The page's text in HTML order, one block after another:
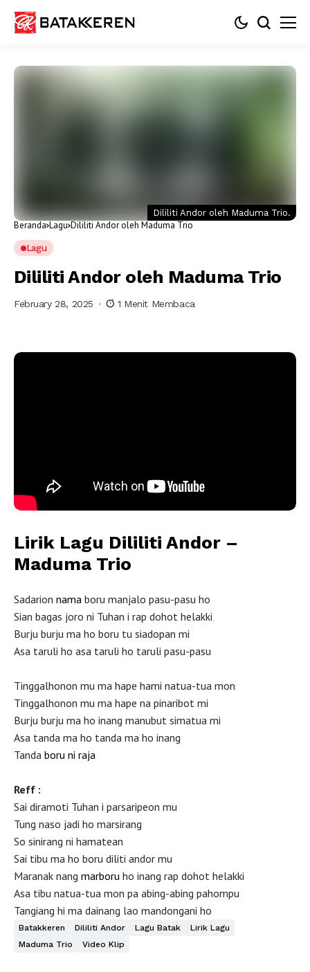
Dililiti Andor oleh Maduma Trio.
Beranda Lagu Dililiti Andor oleh Maduma Trio
Lagu
Dililiti Andor oleh Maduma Trio
February 28, 2025 1 Menit Membaca
Lirik Lagu Dililiti Andor –
Maduma Trio
Sadarion nama boru manjalo pasu-pasu ho
Sian bagas joro ni Tuhan i rap dohot helakki
Burju burju ma ho boru tu siadopan mi
Asa taruli ho asa taruli ho taruli pasu-pasu
Tinggalhonon mu ma hape hami natua-tua mon
Tinggalhonon mu ma hape na pinaribot mi
Burju burju ma ho inang manubut simatua mi
Asa tanda ma ho tanda ma ho inang
Tanda boru ni raja
Reff :
Sai diramoti Tuhan i parsaripeon mu
Tung naso jadi ho marsirang
So sinirang ni hamatean
Sai tibu ma ho boru diliti andor mu
Maranak nang marboru ho inang rap dohot helakki
Asa tibu natua-tua mon pa abing-abing pahompu
Tangiang hi ma dainang lao mandongani ho
Batakkeren Dililiti Andor Lagu Batak
Lirik Lagu
Maduma Trio
Video Klip